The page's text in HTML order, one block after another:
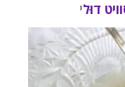
דוּלי